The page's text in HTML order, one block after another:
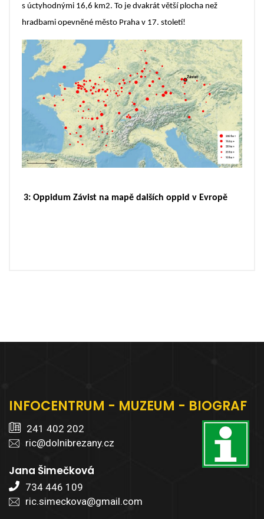
s úctyhodnými 16,6 km2. To je dvakrát větší plocha než
hradbami opevněné město Praha v 17. století!
3: Oppidum Závist na mapě dalších oppid v Evropě
INFOCENTRUM - MUZEUM - BIOGRAF
241 402 202
ric@dolnibrezany.cz
Jana Šimečková
734 446 109
ric.simeckova@gmail.com